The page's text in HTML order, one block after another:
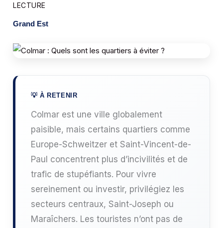
LECTURE
Grand Est
Colmar est une ville globalement
paisible, mais certains quartiers comme
Europe-Schweitzer et Saint-Vincent-de-
Paul concentrent plus d’incivilités et de
trafic de stupéfiants. Pour vivre
sereinement ou investir, privilégiez les
secteurs centraux, Saint-Joseph ou
Maraîchers. Les touristes n’ont pas de